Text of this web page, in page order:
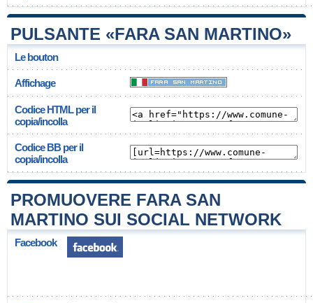
PULSANTE «FARA SAN MARTINO»
Le bouton
Affichage
Codice HTML per il
copia/incolla
Codice BB per il
copia/incolla
PROMUOVERE FARA SAN
MARTINO SUI SOCIAL NETWORK
Facebook